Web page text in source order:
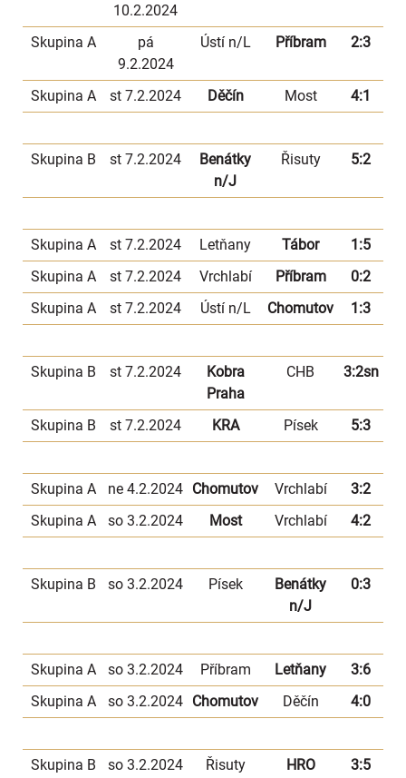
10.2.2024
Skupina A
pá
9.2.2024
Ústí n/L Příbram 2:3
Skupina A st 7.2.2024 Děčín Most 4:1
Skupina B st 7.2.2024
Benátky
n/J
Řisuty 5:2
Skupina A st 7.2.2024 Letňany Tábor
1:5
Skupina A
st 7.2.2024 Vrchlabí Příbram
0:2
Skupina A
st 7.2.2024 Ústí n/L Chomutov 1:3
Skupina B st 7.2.2024
Kobra
Praha
CHB 3:2sn
Skupina B st 7.2.2024 KRA Písek 5:3
Skupina A ne 4.2.2024 Chomutov Vrchlabí
3:2
Skupina A
so 3.2.2024 Most Vrchlabí 4:2
Skupina B so 3.2.2024 Písek
Benátky
n/J
0:3
Skupina A so 3.2.2024 Příbram Letňany
3:6
Skupina A
so 3.2.2024 Chomutov Děčín 4:0
Skupina B so 3.2.2024 Řisuty HRO 3:5